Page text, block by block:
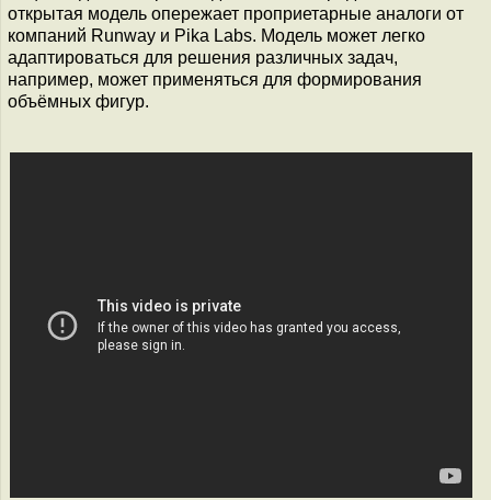
открытая модель опережает проприетарные аналоги от
компаний Runway и Pika Labs. Модель может легко
адаптироваться для решения различных задач,
например, может применяться для формирования
объёмных фигур.